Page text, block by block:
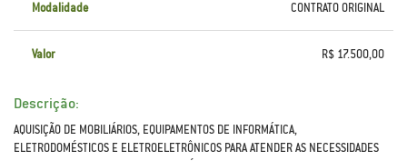
Modalidade CONTRATO ORIGINAL
Valor R$ 17.500,00
Descrição:
AQUISIÇÃO DE MOBILIÁRIOS, EQUIPAMENTOS DE INFORMÁTICA,
ELETRODOMÉSTICOS E ELETROELETRÔNICOS PARA ATENDER AS NECESSIDADES